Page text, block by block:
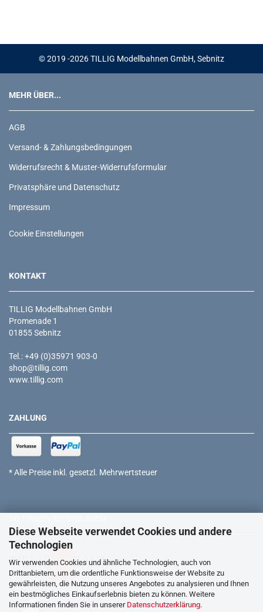
Diese Webseite verwendet Cookies und andere
Technologien
Wir verwenden Cookies und ähnliche Technologien, auch von
Drittanbietern, um die ordentliche Funktionsweise der Website zu
gewährleisten, die Nutzung unseres Angebotes zu analysieren und Ihnen
ein bestmögliches Einkaufserlebnis bieten zu können. Weitere
Informationen finden Sie in unserer Datenschutzerklärung.
© 2019 -2026 TILLIG Modellbahnen GmbH, Sebnitz
MEHR ÜBER...
AGB
Versand- & Zahlungsbedingungen
Widerrufsrecht & Muster-Widerrufsformular
Privatsphäre und Datenschutz
Impressum
Cookie Einstellungen
KONTAKT
TILLIG Modellbahnen GmbH
Promenade 1
01855 Sebnitz
Tel.: +49 (0)35971 903-0
shop@tillig.com
www.tillig.com
ZAHLUNG
* Alle Preise inkl. gesetzl. Mehrwertsteuer